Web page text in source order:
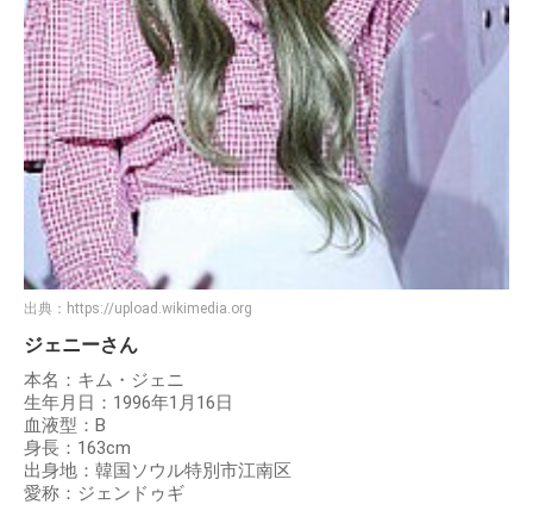
出典： https://upload.wikimedia.org
ジェニーさん
本名：キム・ジェニ
生年月日：1996年1月16日
血液型：B
身長：163cm
出身地：韓国ソウル特別市江南区
愛称：ジェンドゥギ